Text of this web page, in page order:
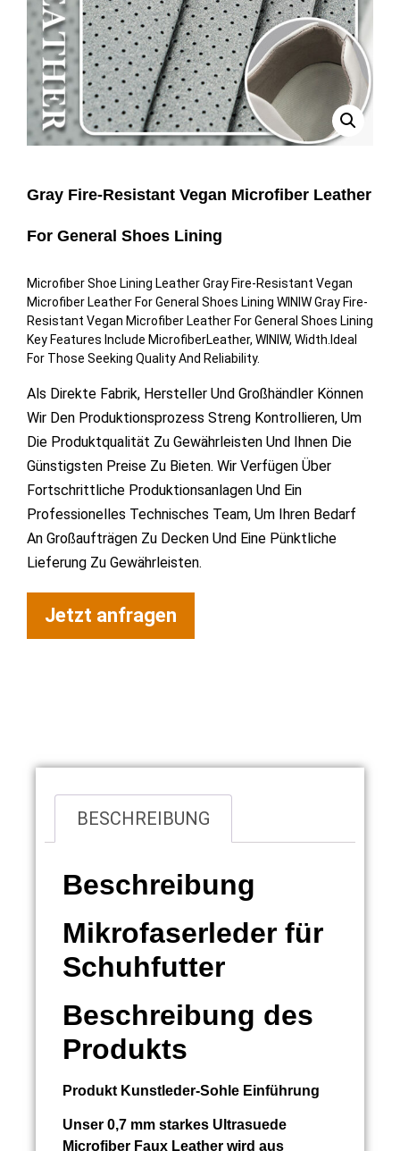
Gray Fire-Resistant Vegan Microfiber Leather
For General Shoes Lining
Microfiber Shoe Lining Leather Gray Fire-Resistant Vegan
Microfiber Leather For General Shoes Lining WINIW Gray Fire-
Resistant Vegan Microfiber Leather For General Shoes Lining
Key Features Include MicrofiberLeather, WINIW, Width.Ideal
For Those Seeking Quality And Reliability.
Als Direkte Fabrik, Hersteller Und Großhändler Können
Wir Den Produktionsprozess Streng Kontrollieren, Um
Die Produktqualität Zu Gewährleisten Und Ihnen Die
Günstigsten Preise Zu Bieten. Wir Verfügen Über
Fortschrittliche Produktionsanlagen Und Ein
Professionelles Technisches Team, Um Ihren Bedarf
An Großaufträgen Zu Decken Und Eine Pünktliche
Lieferung Zu Gewährleisten.
Jetzt anfragen
BESCHREIBUNG
Beschreibung
Mikrofaserleder für
Schuhfutter
Beschreibung des
Produkts
Produkt Kunstleder-Sohle Einführung
Unser 0,7 mm starkes Ultrasuede
Microfiber Faux Leather wird aus